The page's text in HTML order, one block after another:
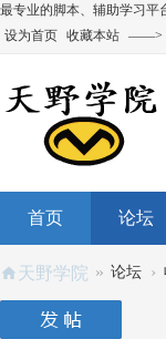
最专业的脚本、辅助学习平
设为首页 收藏本站 ——>
首页 论坛
天野学院 » 论坛 ›